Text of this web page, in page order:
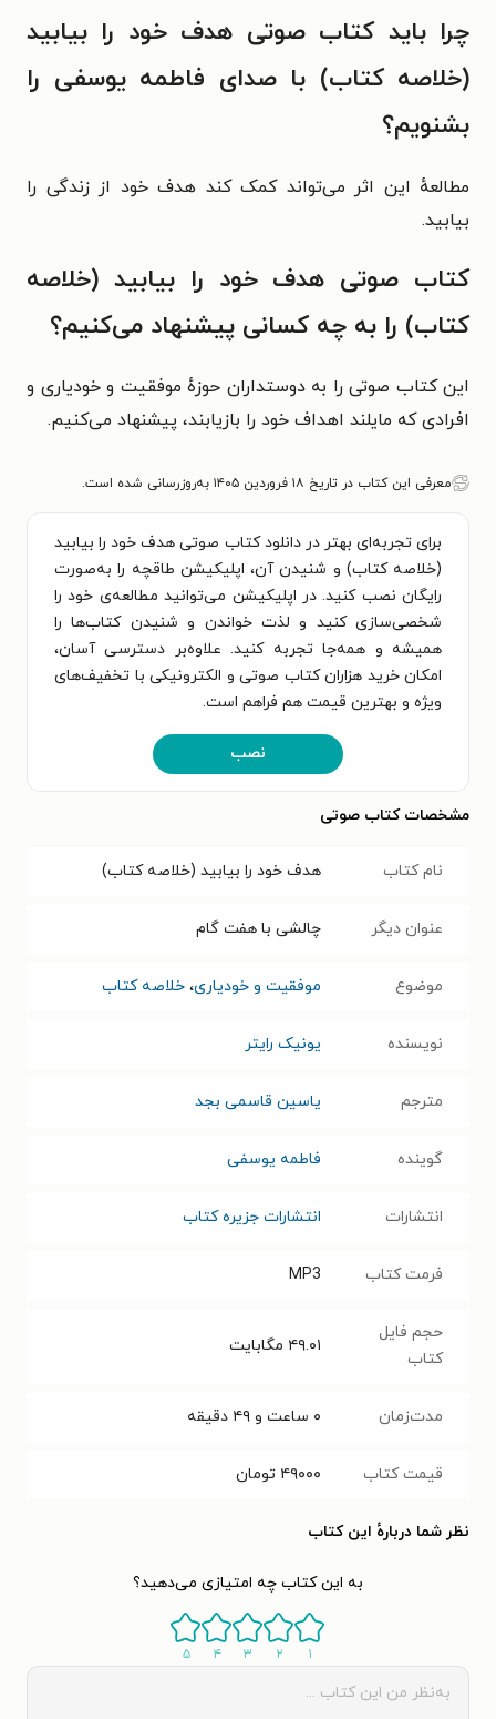
چرا باید کتاب صوتی هدف خود را بیابید
(خلاصه کتاب) با صدای فاطمه یوسفی را
بشنویم؟
مطالعهٔ این اثر می‌تواند کمک کند هدف خود از زندگی را
بیابید.
کتاب صوتی هدف خود را بیابید (خلاصه
کتاب) را به چه کسانی پیشنهاد می‌کنیم؟
این کتاب صوتی را به دوستداران حوزهٔ موفقیت و خودیاری و
افرادی که مایلند اهداف خود را بازیابند، پیشنهاد می‌کنیم.
معرفی این کتاب در تاریخ ۱۸ فروردین ۱۴۰۵ به‌روزرسانی شده است.
برای تجربه‌ای بهتر در دانلود کتاب صوتی هدف خود را بیابید
(خلاصه کتاب) و شنیدن آن، اپلیکیشن طاقچه را به‌صورت
رایگان نصب کنید. در اپلیکیشن می‌توانید مطالعه‌ی خود را
شخصی‌سازی کنید و لذت خواندن و شنیدن کتاب‌ها را
همیشه و همه‌جا تجربه کنید. علاوه‌بر دسترسی آسان،
امکان خرید هزاران کتاب صوتی و الکترونیکی با تخفیف‌های
ویژه و بهترین قیمت هم فراهم است.
نصب
مشخصات کتاب صوتی
نام کتاب هدف خود را بیابید (خلاصه کتاب)
عنوان دیگر چالشی با هفت گام
موضوع موفقیت و خودیاری، خلاصه کتاب
نویسنده یونیک رایتر
مترجم یاسین قاسمی بجد
گوینده فاطمه یوسفی
انتشارات انتشارات جزیره کتاب
فرمت کتاب MP3
حجم فایل
کتاب
۴۹.۰۱ مگابایت
مدت‌زمان ۰ ساعت و ۴۹ دقیقه
قیمت کتاب ۴۹۰۰۰ تومان
نظر شما دربارهٔ این کتاب
به این کتاب چه امتیازی می‌دهید؟
۱ ۲ ۳ ۴ ۵